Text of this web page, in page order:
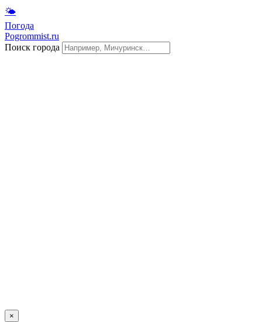
🌤
Погода
Pogrommist.ru
Поиск города
×